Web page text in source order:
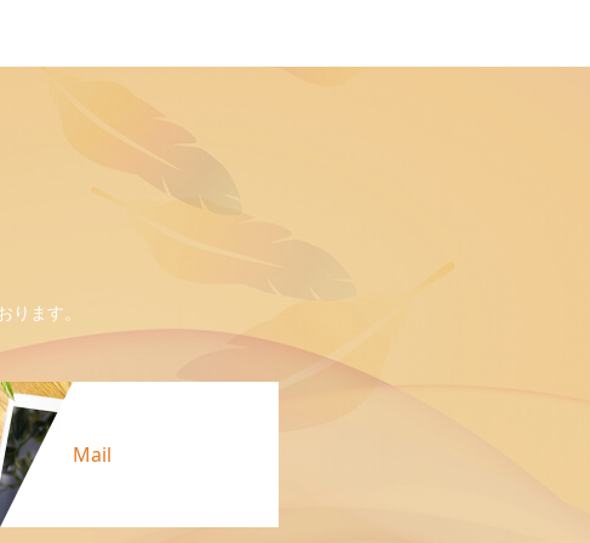
ます。
Mail